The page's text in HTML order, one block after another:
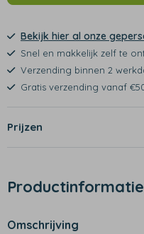
Bekijk hier al onze
Snel en makkelijk zelf te
Verzending binnen 2
Gratis verzending vanaf
Prijzen
Productinformatie
Omschrijving